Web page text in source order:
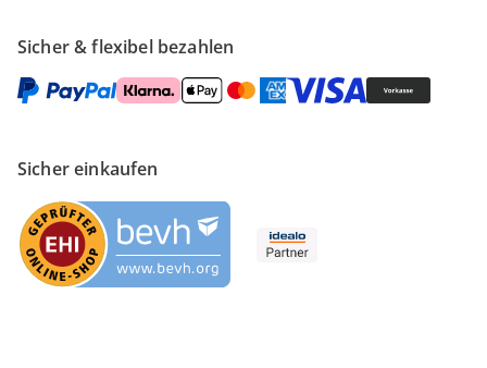
Sicher & flexibel bezahlen
Sicher einkaufen